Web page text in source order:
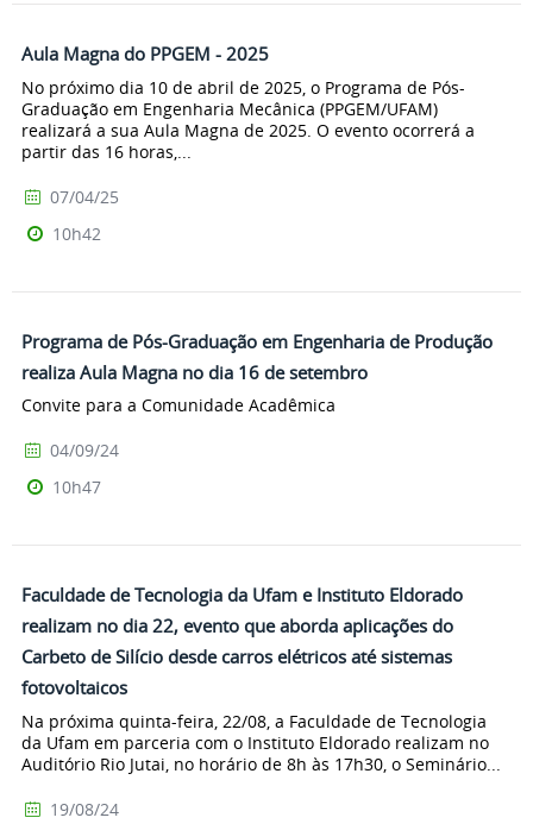
Aula Magna do PPGEM - 2025
No próximo dia 10 de abril de 2025, o Programa de Pós-
Graduação em Engenharia Mecânica (PPGEM/UFAM)
realizará a sua Aula Magna de 2025. O evento ocorrerá a
partir das 16 horas,...
07/04/25
10h42
Programa de Pós-Graduação em Engenharia de Produção
realiza Aula Magna no dia 16 de setembro
Convite para a Comunidade Acadêmica
04/09/24
10h47
Faculdade de Tecnologia da Ufam e Instituto Eldorado
realizam no dia 22, evento que aborda aplicações do
Carbeto de Silício desde carros elétricos até sistemas
fotovoltaicos
Na próxima quinta-feira, 22/08, a Faculdade de Tecnologia
da Ufam em parceria com o Instituto Eldorado realizam no
Auditório Rio Jutai, no horário de 8h às 17h30, o Seminário...
19/08/24